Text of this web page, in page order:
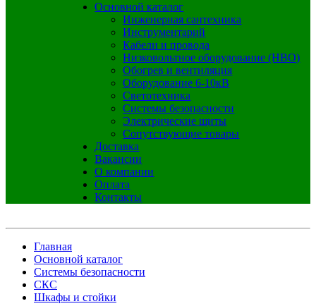
Основной каталог
Инженерная сантехника
Инструментарий
Кабели и провода
Низковольтное оборудование (НВО)
Обогрев и вентиляция
Оборудование 6-10кВ
Светотехника
Системы безопасности
Электрические щиты
Сопутствующие товары
Доставка
Вакансии
О компании
Оплата
Контакты
Главная
Основной каталог
Системы безопасности
СКС
Шкафы и стойки